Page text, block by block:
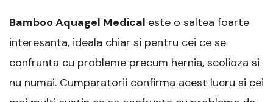
Bamboo Aquagel Medical este o saltea foarte
interesanta, ideala chiar si pentru cei ce se
confrunta cu probleme precum hernia, scolioza si
nu numai. Cumparatorii confirma acest lucru si cei